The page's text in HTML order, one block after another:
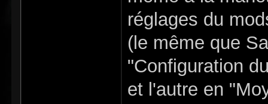
réglages du
(le même que
"Configuration
et l'autre en